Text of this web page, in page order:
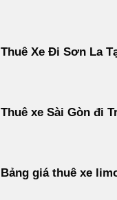
Thuê Xe Đi Sơn La
Thuê xe Sài Gòn đi
Bảng giá thuê xe